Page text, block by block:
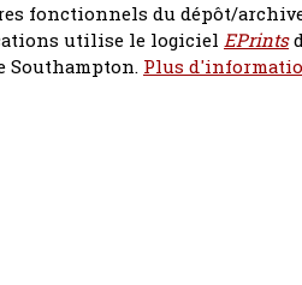
fonctionnels du dépôt/
utilise le logiciel EPrints
Southampton. Plus